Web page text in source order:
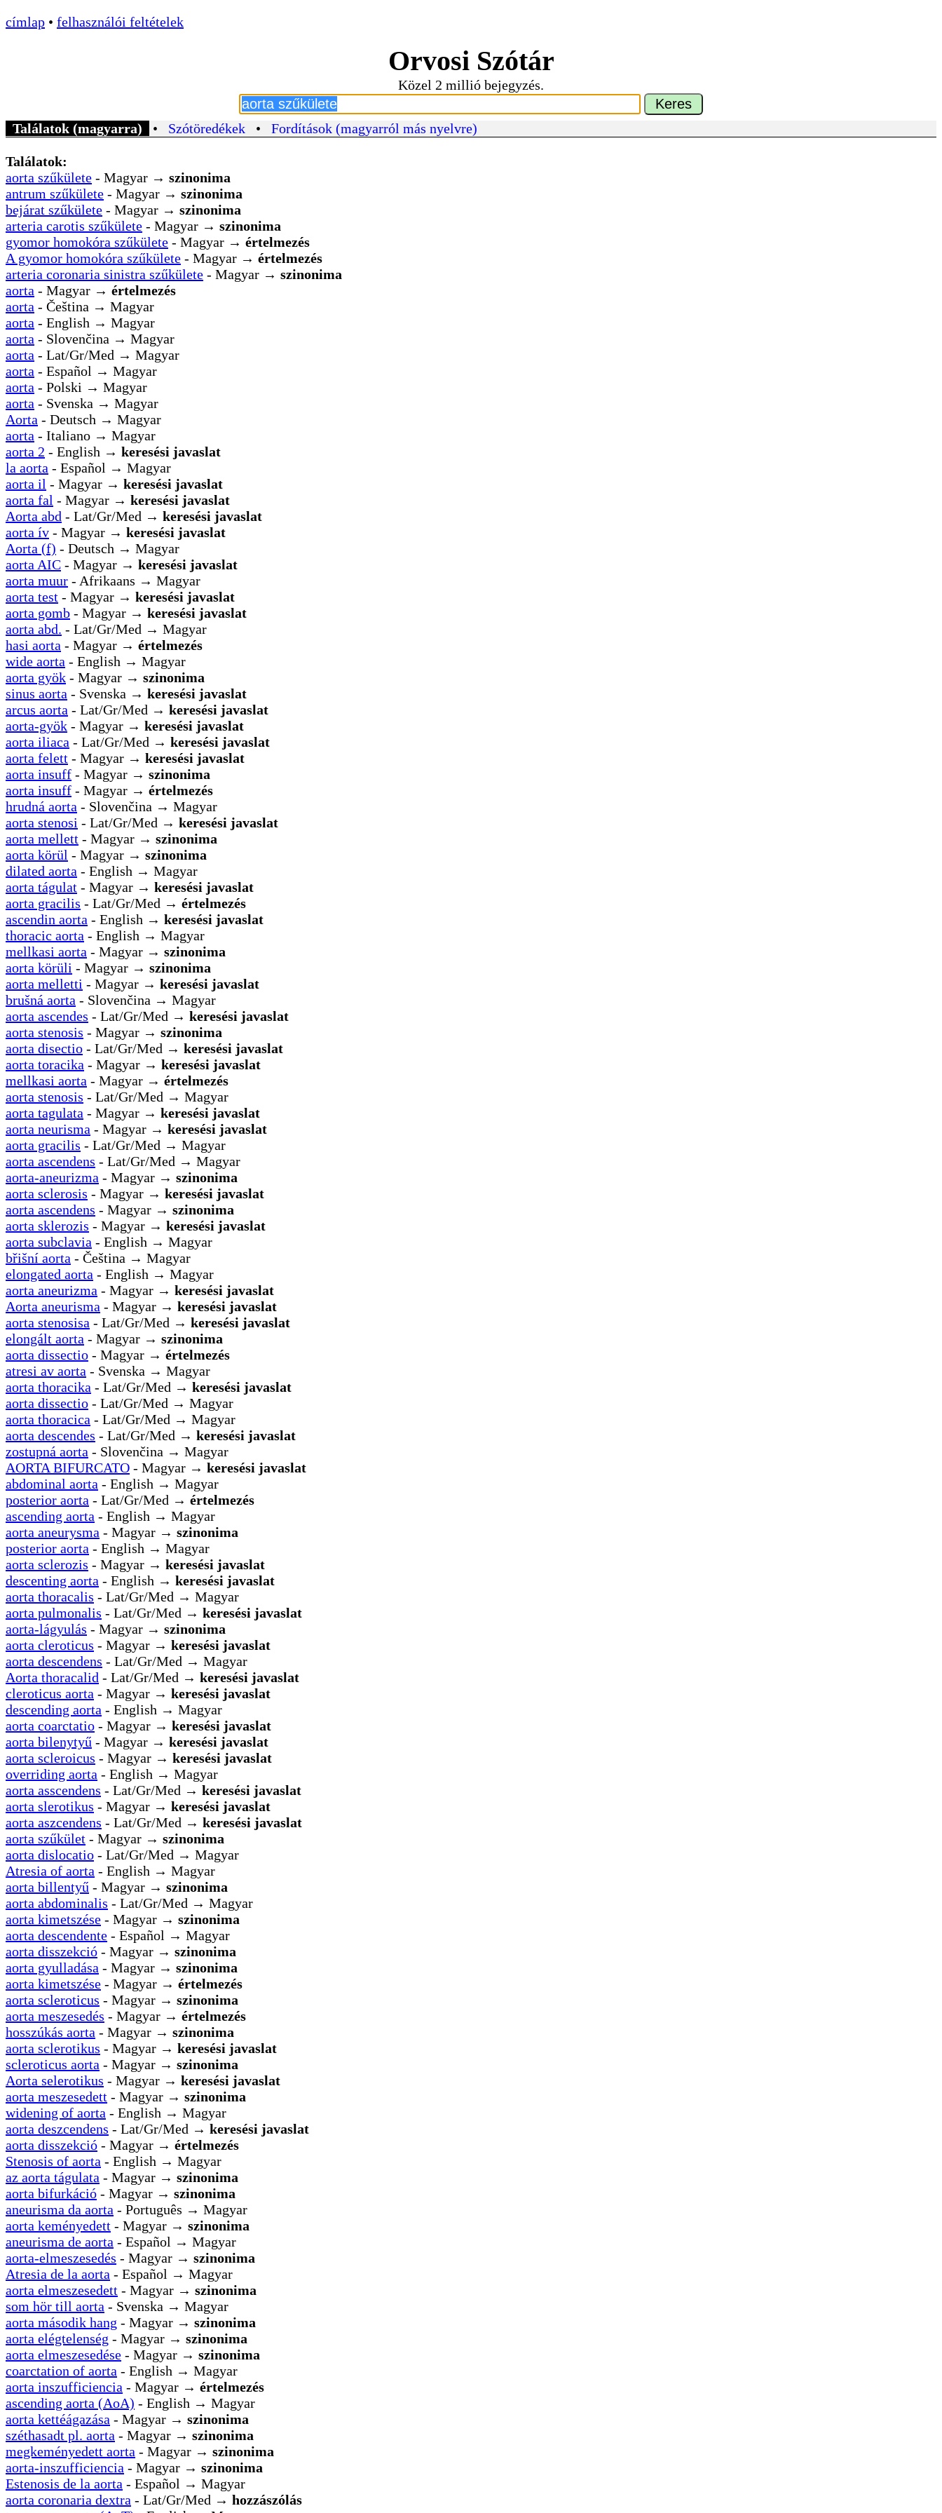
címlap • felhasználói feltételek
Orvosi Szótár
Közel 2 millió bejegyzés.
Találatok (magyarra) • Szótöredékek • Fordítások (magyarról más nyelvre)
Találatok:
aorta szűkülete - Magyar → szinonima
antrum szűkülete - Magyar → szinonima
bejárat szűkülete - Magyar → szinonima
arteria carotis szűkülete - Magyar → szinonima
gyomor homokóra szűkülete - Magyar → értelmezés
A gyomor homokóra szűkülete - Magyar → értelmezés
arteria coronaria sinistra szűkülete - Magyar → szinonima
aorta - Magyar → értelmezés
aorta - Čeština → Magyar
aorta - English → Magyar
aorta - Slovenčina → Magyar
aorta - Lat/Gr/Med → Magyar
aorta - Español → Magyar
aorta - Polski → Magyar
aorta - Svenska → Magyar
Aorta - Deutsch → Magyar
aorta - Italiano → Magyar
aorta 2 - English → keresési javaslat
la aorta - Español → Magyar
aorta il - Magyar → keresési javaslat
aorta fal - Magyar → keresési javaslat
Aorta abd - Lat/Gr/Med → keresési javaslat
aorta ív - Magyar → keresési javaslat
Aorta (f) - Deutsch → Magyar
aorta AIC - Magyar → keresési javaslat
aorta muur - Afrikaans → Magyar
aorta test - Magyar → keresési javaslat
aorta gomb - Magyar → keresési javaslat
aorta abd. - Lat/Gr/Med → Magyar
hasi aorta - Magyar → értelmezés
wide aorta - English → Magyar
aorta gyök - Magyar → szinonima
sinus aorta - Svenska → keresési javaslat
arcus aorta - Lat/Gr/Med → keresési javaslat
aorta-gyök - Magyar → keresési javaslat
aorta iliaca - Lat/Gr/Med → keresési javaslat
aorta felett - Magyar → keresési javaslat
aorta insuff - Magyar → szinonima
aorta insuff - Magyar → értelmezés
hrudná aorta - Slovenčina → Magyar
aorta stenosi - Lat/Gr/Med → keresési javaslat
aorta mellett - Magyar → szinonima
aorta körül - Magyar → szinonima
dilated aorta - English → Magyar
aorta tágulat - Magyar → keresési javaslat
aorta gracilis - Lat/Gr/Med → értelmezés
ascendin aorta - English → keresési javaslat
thoracic aorta - English → Magyar
mellkasi aorta - Magyar → szinonima
aorta körüli - Magyar → szinonima
aorta melletti - Magyar → keresési javaslat
brušná aorta - Slovenčina → Magyar
aorta ascendes - Lat/Gr/Med → keresési javaslat
aorta stenosis - Magyar → szinonima
aorta disectio - Lat/Gr/Med → keresési javaslat
aorta toracika - Magyar → keresési javaslat
mellkasi aorta - Magyar → értelmezés
aorta stenosis - Lat/Gr/Med → Magyar
aorta tagulata - Magyar → keresési javaslat
aorta neurisma - Magyar → keresési javaslat
aorta gracilis - Lat/Gr/Med → Magyar
aorta ascendens - Lat/Gr/Med → Magyar
aorta-aneurizma - Magyar → szinonima
aorta sclerosis - Magyar → keresési javaslat
aorta ascendens - Magyar → szinonima
aorta sklerozis - Magyar → keresési javaslat
aorta subclavia - English → Magyar
břišní aorta - Čeština → Magyar
elongated aorta - English → Magyar
aorta aneurizma - Magyar → keresési javaslat
Aorta aneurisma - Magyar → keresési javaslat
aorta stenosisa - Lat/Gr/Med → keresési javaslat
elongált aorta - Magyar → szinonima
aorta dissectio - Magyar → értelmezés
atresi av aorta - Svenska → Magyar
aorta thoracika - Lat/Gr/Med → keresési javaslat
aorta dissectio - Lat/Gr/Med → Magyar
aorta thoracica - Lat/Gr/Med → Magyar
aorta descendes - Lat/Gr/Med → keresési javaslat
zostupná aorta - Slovenčina → Magyar
AORTA BIFURCATO - Magyar → keresési javaslat
abdominal aorta - English → Magyar
posterior aorta - Lat/Gr/Med → értelmezés
ascending aorta - English → Magyar
aorta aneurysma - Magyar → szinonima
posterior aorta - English → Magyar
aorta sclerozis - Magyar → keresési javaslat
descenting aorta - English → keresési javaslat
aorta thoracalis - Lat/Gr/Med → Magyar
aorta pulmonalis - Lat/Gr/Med → keresési javaslat
aorta-lágyulás - Magyar → szinonima
aorta cleroticus - Magyar → keresési javaslat
aorta descendens - Lat/Gr/Med → Magyar
Aorta thoracalid - Lat/Gr/Med → keresési javaslat
cleroticus aorta - Magyar → keresési javaslat
descending aorta - English → Magyar
aorta coarctatio - Magyar → keresési javaslat
aorta bilenytyű - Magyar → keresési javaslat
aorta scleroicus - Magyar → keresési javaslat
overriding aorta - English → Magyar
aorta asscendens - Lat/Gr/Med → keresési javaslat
aorta slerotikus - Magyar → keresési javaslat
aorta aszcendens - Lat/Gr/Med → keresési javaslat
aorta szűkület - Magyar → szinonima
aorta dislocatio - Lat/Gr/Med → Magyar
Atresia of aorta - English → Magyar
aorta billentyű - Magyar → szinonima
aorta abdominalis - Lat/Gr/Med → Magyar
aorta kimetszése - Magyar → szinonima
aorta descendente - Español → Magyar
aorta disszekció - Magyar → szinonima
aorta gyulladása - Magyar → szinonima
aorta kimetszése - Magyar → értelmezés
aorta scleroticus - Magyar → szinonima
aorta meszesedés - Magyar → értelmezés
hosszúkás aorta - Magyar → szinonima
aorta sclerotikus - Magyar → keresési javaslat
scleroticus aorta - Magyar → szinonima
Aorta selerotikus - Magyar → keresési javaslat
aorta meszesedett - Magyar → szinonima
widening of aorta - English → Magyar
aorta deszcendens - Lat/Gr/Med → keresési javaslat
aorta disszekció - Magyar → értelmezés
Stenosis of aorta - English → Magyar
az aorta tágulata - Magyar → szinonima
aorta bifurkáció - Magyar → szinonima
aneurisma da aorta - Português → Magyar
aorta keményedett - Magyar → szinonima
aneurisma de aorta - Español → Magyar
aorta-elmeszesedés - Magyar → szinonima
Atresia de la aorta - Español → Magyar
aorta elmeszesedett - Magyar → szinonima
som hör till aorta - Svenska → Magyar
aorta második hang - Magyar → szinonima
aorta elégtelenség - Magyar → szinonima
aorta elmeszesedése - Magyar → szinonima
coarctation of aorta - English → Magyar
aorta inszufficiencia - Magyar → értelmezés
ascending aorta (AoA) - English → Magyar
aorta kettéágazása - Magyar → szinonima
széthasadt pl. aorta - Magyar → szinonima
megkeményedett aorta - Magyar → szinonima
aorta-inszufficiencia - Magyar → szinonima
Estenosis de la aorta - Español → Magyar
aorta coronaria dextra - Lat/Gr/Med → hozzászólás